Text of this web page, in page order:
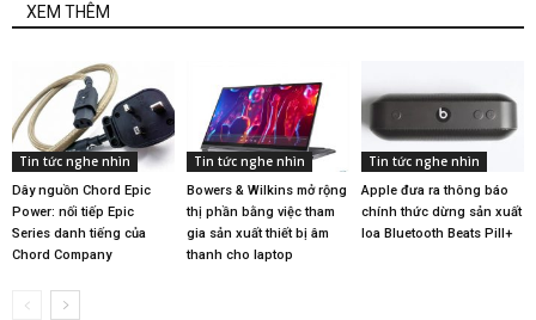
XEM THÊM
Tin tức nghe nhìn
Dây nguồn Chord Epic
Power: nối tiếp Epic
Series danh tiếng của
Chord Company
Tin tức nghe nhìn
Bowers & Wilkins mở rộng
thị phần bằng việc tham
gia sản xuất thiết bị âm
thanh cho laptop
Tin tức nghe nhìn
Apple đưa ra thông báo
chính thức dừng sản xuất
loa Bluetooth Beats Pill+